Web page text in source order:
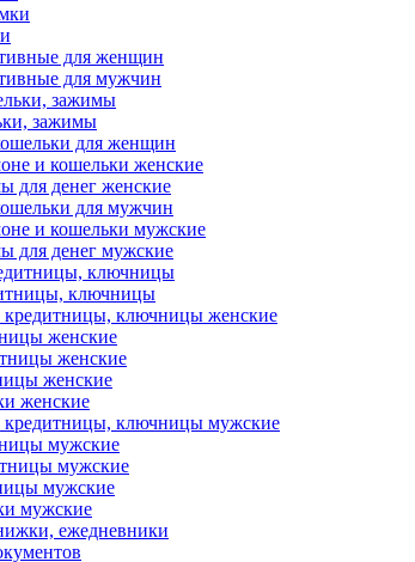
для женщин
для мужчин
зажимы
для женщин
и кошельки женские
для денег женские
для мужчин
и кошельки мужские
для денег мужские
ключницы
ключницы женские
женские
женские
женские
женские
ключницы мужские
мужские
мужские
мужские
мужские
ежедневники